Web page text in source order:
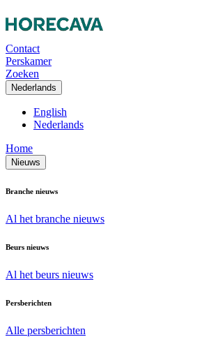
Contact
Perskamer
Zoeken
Nederlands
English
Nederlands
Home
Nieuws
Branche nieuws
Al het branche nieuws
Beurs nieuws
Al het beurs nieuws
Persberichten
Alle persberichten